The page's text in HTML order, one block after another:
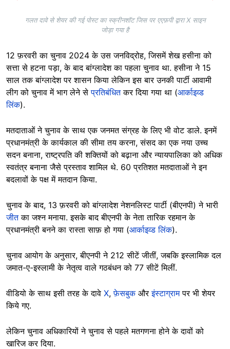
गलत दावे से शेयर की गई पोस्ट का स्क्रीनशॉट जिस पर एएफ़पी द्वारा X साइन
जोड़ा गया है
12 फ़रवरी का चुनाव 2024 के उस जनविद्रोह, जिसमें शेख हसीना को
सत्ता से हटना पड़ा, के बाद बांग्लादेश का पहला चुनाव था. हसीना ने 15
साल तक बांग्लादेश पर शासन किया लेकिन इस बार उनकी पार्टी आवामी
लीग को चुनाव में भाग लेने सेप्रतिबंधितकर दिया गया था (आर्काइव्ड
लिंक).
मतदाताओं ने चुनाव के साथ एक जनमत संग्रह के लिए भी वोट डाले. इनमें
प्रधानमंत्री के कार्यकाल की सीमा तय करना, संसद का एक नया उच्च
सदन बनाना, राष्ट्रपति की शक्तियों को बढ़ाना और न्यायपालिका को अधिक
स्वतंत्र बनाना जैसे प्रस्ताव शामिल थे. 60 प्रतिशत मतदाताओं ने इन
बदलावों के पक्ष में मतदान किया.
चुनाव के बाद, 13 फ़रवरी को बांग्लादेश नेशनलिस्ट पार्टी (बीएनपी) ने भारी
जीतका जश्न मनाया. इसके बाद बीएनपी के नेता तारिक रहमान के
प्रधानमंत्री बनने का रास्ता साफ़ हो गया (आर्काइव्ड लिंक).
चुनाव आयोग के अनुसार, बीएनपी ने 212 सीटें जीतीं, जबकि इस्लामिक दल
जमात-ए-इस्लामी के नेतृत्व वाले गठबंधन को 77 सीटें मिलीं.
वीडियो के साथ इसी तरह के दावे X,फ़ेसबुक औरइंस्टाग्रामपर भी शेयर
किये गए.
लेकिन चुनाव अधिकारियों ने चुनाव से पहले मतगणना होने के दावों को
खारिज कर दिया.